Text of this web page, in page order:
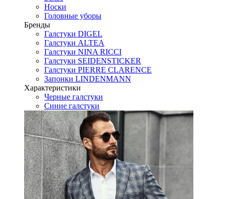
Носки
Головные уборы
Бренды
Галстуки DIGEL
Галстуки ALTEA
Галстуки NINA RICCI
Галстуки SEIDENSTICKER
Галстуки PIERRE CLARENCE
Запонки LINDENMANN
Характеристики
Черные галстуки
Синие галстуки